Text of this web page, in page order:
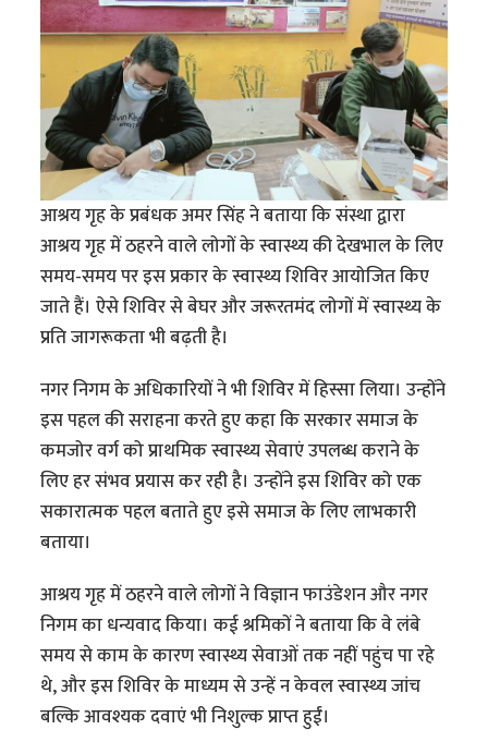
आश्रय गृह के प्रबंधक अमर सिंह ने बताया कि संस्था द्वारा
आश्रय गृह में ठहरने वाले लोगों के स्वास्थ्य की देखभाल के लिए
समय-समय पर इस प्रकार के स्वास्थ्य शिविर आयोजित किए
जाते हैं। ऐसे शिविर से बेघर और जरूरतमंद लोगों में स्वास्थ्य के
प्रति जागरूकता भी बढ़ती है।
नगर निगम के अधिकारियों ने भी शिविर में हिस्सा लिया। उन्होंने
इस पहल की सराहना करते हुए कहा कि सरकार समाज के
कमजोर वर्ग को प्राथमिक स्वास्थ्य सेवाएं उपलब्ध कराने के
लिए हर संभव प्रयास कर रही है। उन्होंने इस शिविर को एक
सकारात्मक पहल बताते हुए इसे समाज के लिए लाभकारी
बताया।
आश्रय गृह में ठहरने वाले लोगों ने विज्ञान फाउंडेशन और नगर
निगम का धन्यवाद किया। कई श्रमिकों ने बताया कि वे लंबे
समय से काम के कारण स्वास्थ्य सेवाओं तक नहीं पहुंच पा रहे
थे, और इस शिविर के माध्यम से उन्हें न केवल स्वास्थ्य जांच
बल्कि आवश्यक दवाएं भी निशुल्क प्राप्त हुईं।